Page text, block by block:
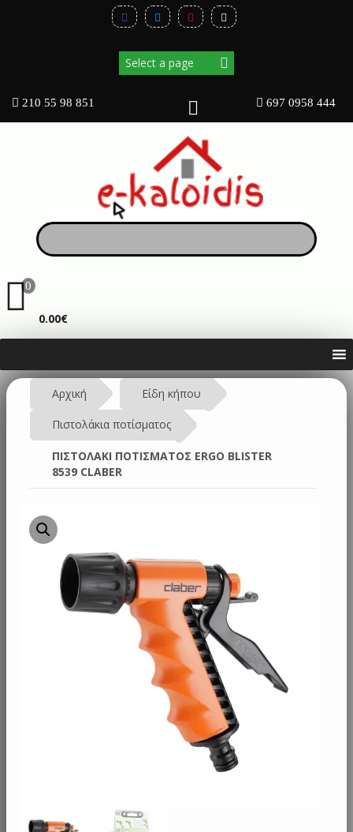
210 55 98 851 697 0958 444
0ΚΑΛΆΘΙ
0.00€
Αρχική Είδη κήπου
Πιστολάκια ποτίσματος
ΠΙΣΤΟΛΑΚΙ ΠΟΤΙΣΜΑΤΟΣ ERGO BLISTER
8539 CLABER